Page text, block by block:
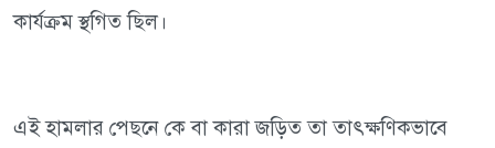
কার্যক্রম স্থগিত ছিল।
এই হামলার পেছনে কে বা কারা জড়িত তা তাৎক্ষণিকভাবে